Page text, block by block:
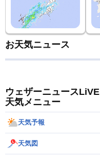
お天気ニュース
ウェザーニュースLiVE
天気メニュー
天気予報
天気図